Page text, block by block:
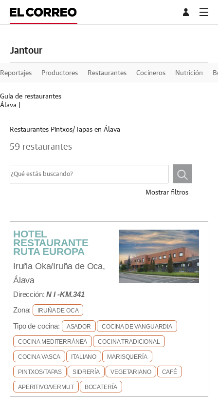
Jantour
Reportajes Productores Restaurantes Cocineros Nutrición
Guía de restaurantes
Álava
Restaurantes Pintxos/Tapas en Álava
59 restaurantes
Mostrar filtros
HOTEL
RESTAURANTE
RUTA EUROPA
Iruña Oka/Iruña de Oca,
Álava
Dirección:N I -KM.341
Zona:
IRUÑA DE OCA
Tipo de cocina: ASADOR COCINA DE VANGUARDIA
COCINA MEDITERRÁNEA COCINA TRADICIONAL
COCINA VASCA ITALIANO MARISQUERÍA
PINTXOS/TAPAS SIDRERÍA VEGETARIANO CAFÉ
APERITIVO/VERMUT BOCATERÍA